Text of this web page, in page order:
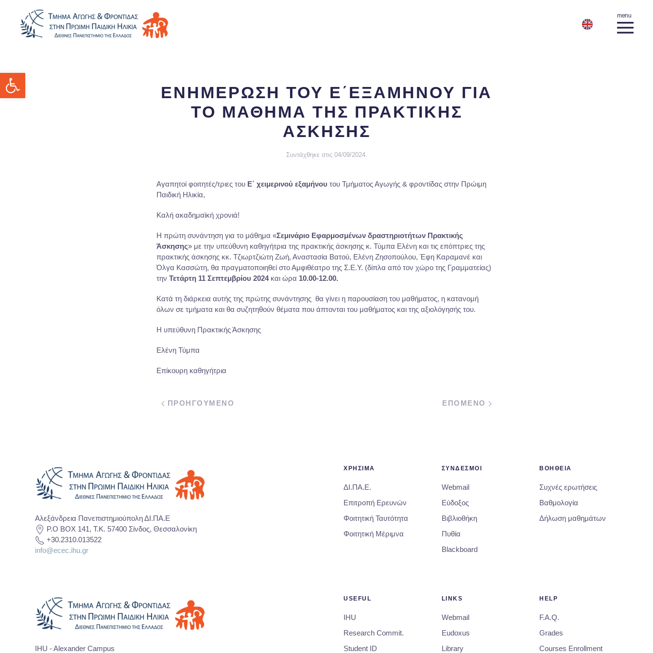
Ανοίξτε τη γραμμή εργαλείων
ΕΝΗΜΕΡΩΣΗ ΤΟΥ Ε΄ΕΞΑΜΗΝΟΥ ΓΙΑ
ΤΟ ΜΑΘΗΜΑ ΤΗΣ ΠΡΑΚΤΙΚΗΣ
ΑΣΚΗΣΗΣ
Συντάχθηκε στις 04/09/2024.
Αγαπητοί φοιτητές/τριες του Ε΄ χειμερινού εξαμήνου του Τμήματος Αγωγής & φροντίδας στην Πρώιμη
Παιδική Ηλικία,
Καλή ακαδημαϊκή χρονιά!
Η πρώτη συνάντηση για το μάθημα «Σεμινάριο Εφαρμοσμένων δραστηριοτήτων Πρακτικής
Άσκησης» με την υπεύθυνη καθηγήτρια της πρακτικής άσκησης κ. Τύμπα Ελένη και τις επόπτριες της
πρακτικής άσκησης κκ. Τζιωρτζιώτη Ζωή, Αναστασία Βατού, Ελένη Ζησοπούλου, Έφη Καραμανέ και
Όλγα Κασσώτη, θα πραγματοποιηθεί στο Αμφιθέατρο της Σ.Ε.Υ. (δίπλα από τον χώρο της Γραμματείας)
την Τετάρτη 11 Σεπτεμβρίου 2024και ώρα 10.00-12.00.
Κατά τη διάρκεια αυτής της πρώτης συνάντησης θα γίνει η παρουσίαση του μαθήματος, η κατανομή
όλων σε τμήματα και θα συζητηθούν θέματα που άπτονται του μαθήματος και της αξιολόγησής του.
Η υπεύθυνη Πρακτικής Άσκησης
Ελένη Τύμπα
Επίκουρη καθηγήτρια
ΠΡΟΗΓΟΥΜΕΝΟ ΕΠΟΜΕΝΟ
Αλεξάνδρεια Πανεπιστημιούπολη ΔΙ.ΠΑ.Ε
P.O BOX 141, T.K. 57400 Σίνδος, Θεσσαλονίκη
+30.2310.013522
info@ecec.ihu.gr
ΧΡΗΣΙΜΑ
ΔΙ.ΠΑ.Ε.
Επιτροπή Ερευνών
Φοιτητική Ταυτότητα
Φοιτητική Μέριμνα
ΣΥΝΔΕΣΜΟΙ
Webmail
Εύδοξος
Βιβλιοθήκη
Πυθία
Blackboard
ΒΟΗΘΕΙΑ
Συχνές ερωτήσεις
Βαθμολογία
Δήλωση μαθημάτων
IHU - Alexander Campus
USEFUL
IHU
Research Commit.
Student ID
LINKS
Webmail
Eudoxus
Library
HELP
F.A.Q.
Grades
Courses Enrollment